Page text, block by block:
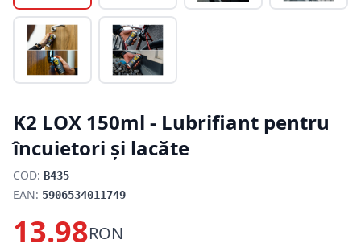
K2 LOX 150ml - Lubrifiant pentru
încuietori și lacăte
COD: B435
EAN: 5906534011749
13.98RON